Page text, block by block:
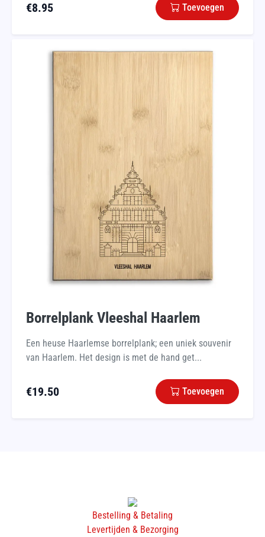
€8.95 Toevoegen
Borrelplank Vleeshal Haarlem
Een heuse Haarlemse borrelplank; een uniek souvenir
van Haarlem. Het design is met de hand get...
€19.50 Toevoegen
Bestelling & Betaling
Levertijden & Bezorging